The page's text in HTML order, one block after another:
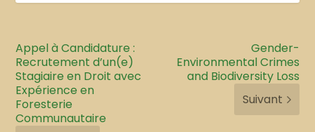
Appel à Candidature :
Recrutement d’un(e)
Stagiaire en Droit avec
Expérience en
Foresterie
Communautaire
Gender-
Environmental Crimes
and Biodiversity Loss
Suivant